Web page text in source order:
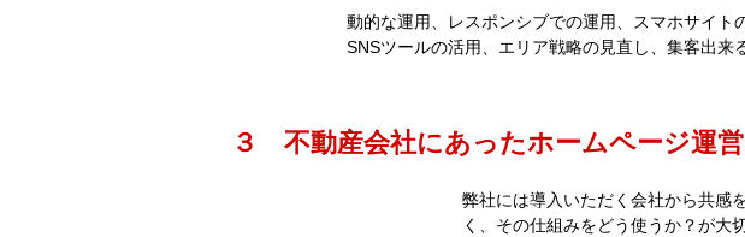
動的な運用、レスポンシブでの運用、スマホサイト
SNSツールの活用、エリア戦略の見直し、集客出来
３ 不動産会社にあったホームページ運
弊社には導入いただく会社から共感
く、その仕組みをどう使うか？が大